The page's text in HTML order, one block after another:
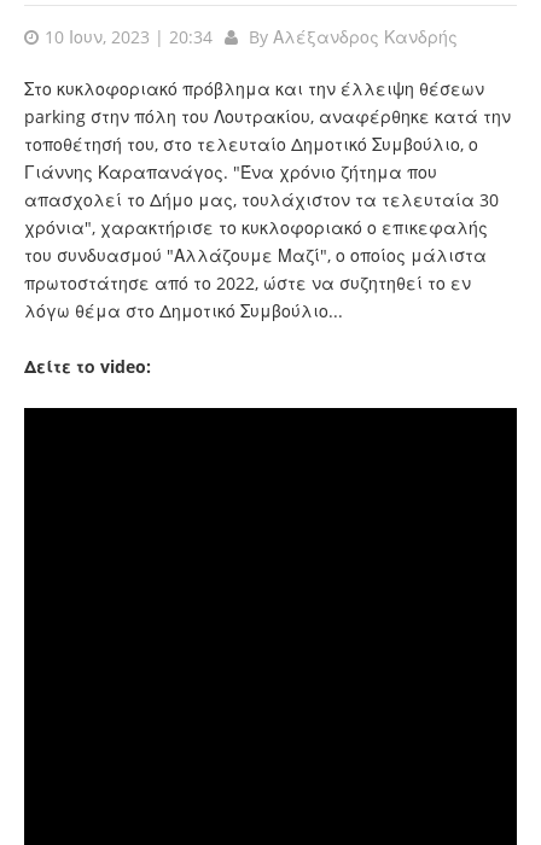
10 Ιουν, 2023 | 20:34 By Αλέξανδρος Κανδρής
Στο κυκλοφοριακό πρόβλημα και την έλλειψη θέσεων
parking στην πόλη του Λουτρακίου, αναφέρθηκε κατά την
τοποθέτησή του, στο τελευταίο Δημοτικό Συμβούλιο, ο
Γιάννης Καραπανάγος. "Ένα χρόνιο ζήτημα που
απασχολεί το Δήμο μας, τουλάχιστον τα τελευταία 30
χρόνια", χαρακτήρισε το κυκλοφοριακό ο επικεφαλής
του συνδυασμού "Αλλάζουμε Μαζί", ο οποίος μάλιστα
πρωτοστάτησε από το 2022, ώστε να συζητηθεί το εν
λόγω θέμα στο Δημοτικό Συμβούλιο...
Δείτε το video: